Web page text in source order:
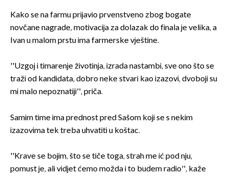
Kako se na farmu prijavio prvenstveno zbog bogate
novčane nagrade, motivacija za dolazak do finala je velika, a
Ivan u malom prstu ima farmerske vještine.
''Uzgoj i timarenje životinja, izrada nastambi, sve ono što se
traži od kandidata, dobro neke stvari kao izazovi, dvoboji su
mi malo nepoznatiji'', priča.
Samim time ima prednost pred Sašom koji se s nekim
izazovima tek treba uhvatiti u koštac.
''Krave se bojim, što se tiče toga, strah me ić pod nju,
pomust je, ali vidjet ćemo možda i to budem radio'', kaže